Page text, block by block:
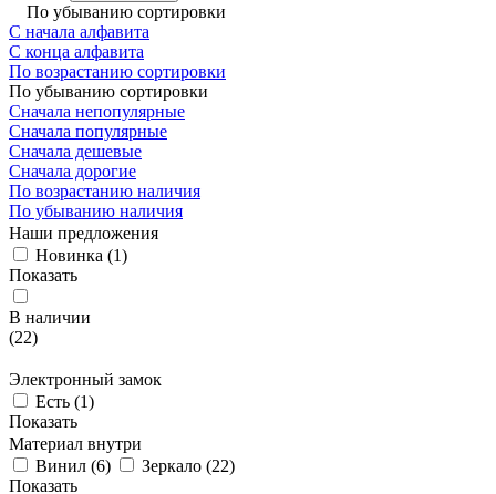
По убыванию сортировки
С начала алфавита
С конца алфавита
По возрастанию сортировки
По убыванию сортировки
Сначала непопулярные
Сначала популярные
Сначала дешевые
Сначала дорогие
По возрастанию наличия
По убыванию наличия
Наши предложения
Новинка (1)
Показать
В наличии
(22)
Электронный замок
Есть (1)
Показать
Материал внутри
Винил (6) Зеркало (22)
Показать